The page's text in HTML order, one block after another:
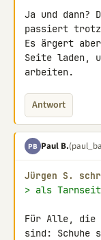
Ja und dann?
passiert
Es ärgert
Seite laden,
arbeiten.
Antwort
PB Paul B.
Jürgen S.
> als
Für Alle, die
sind: Schuhe